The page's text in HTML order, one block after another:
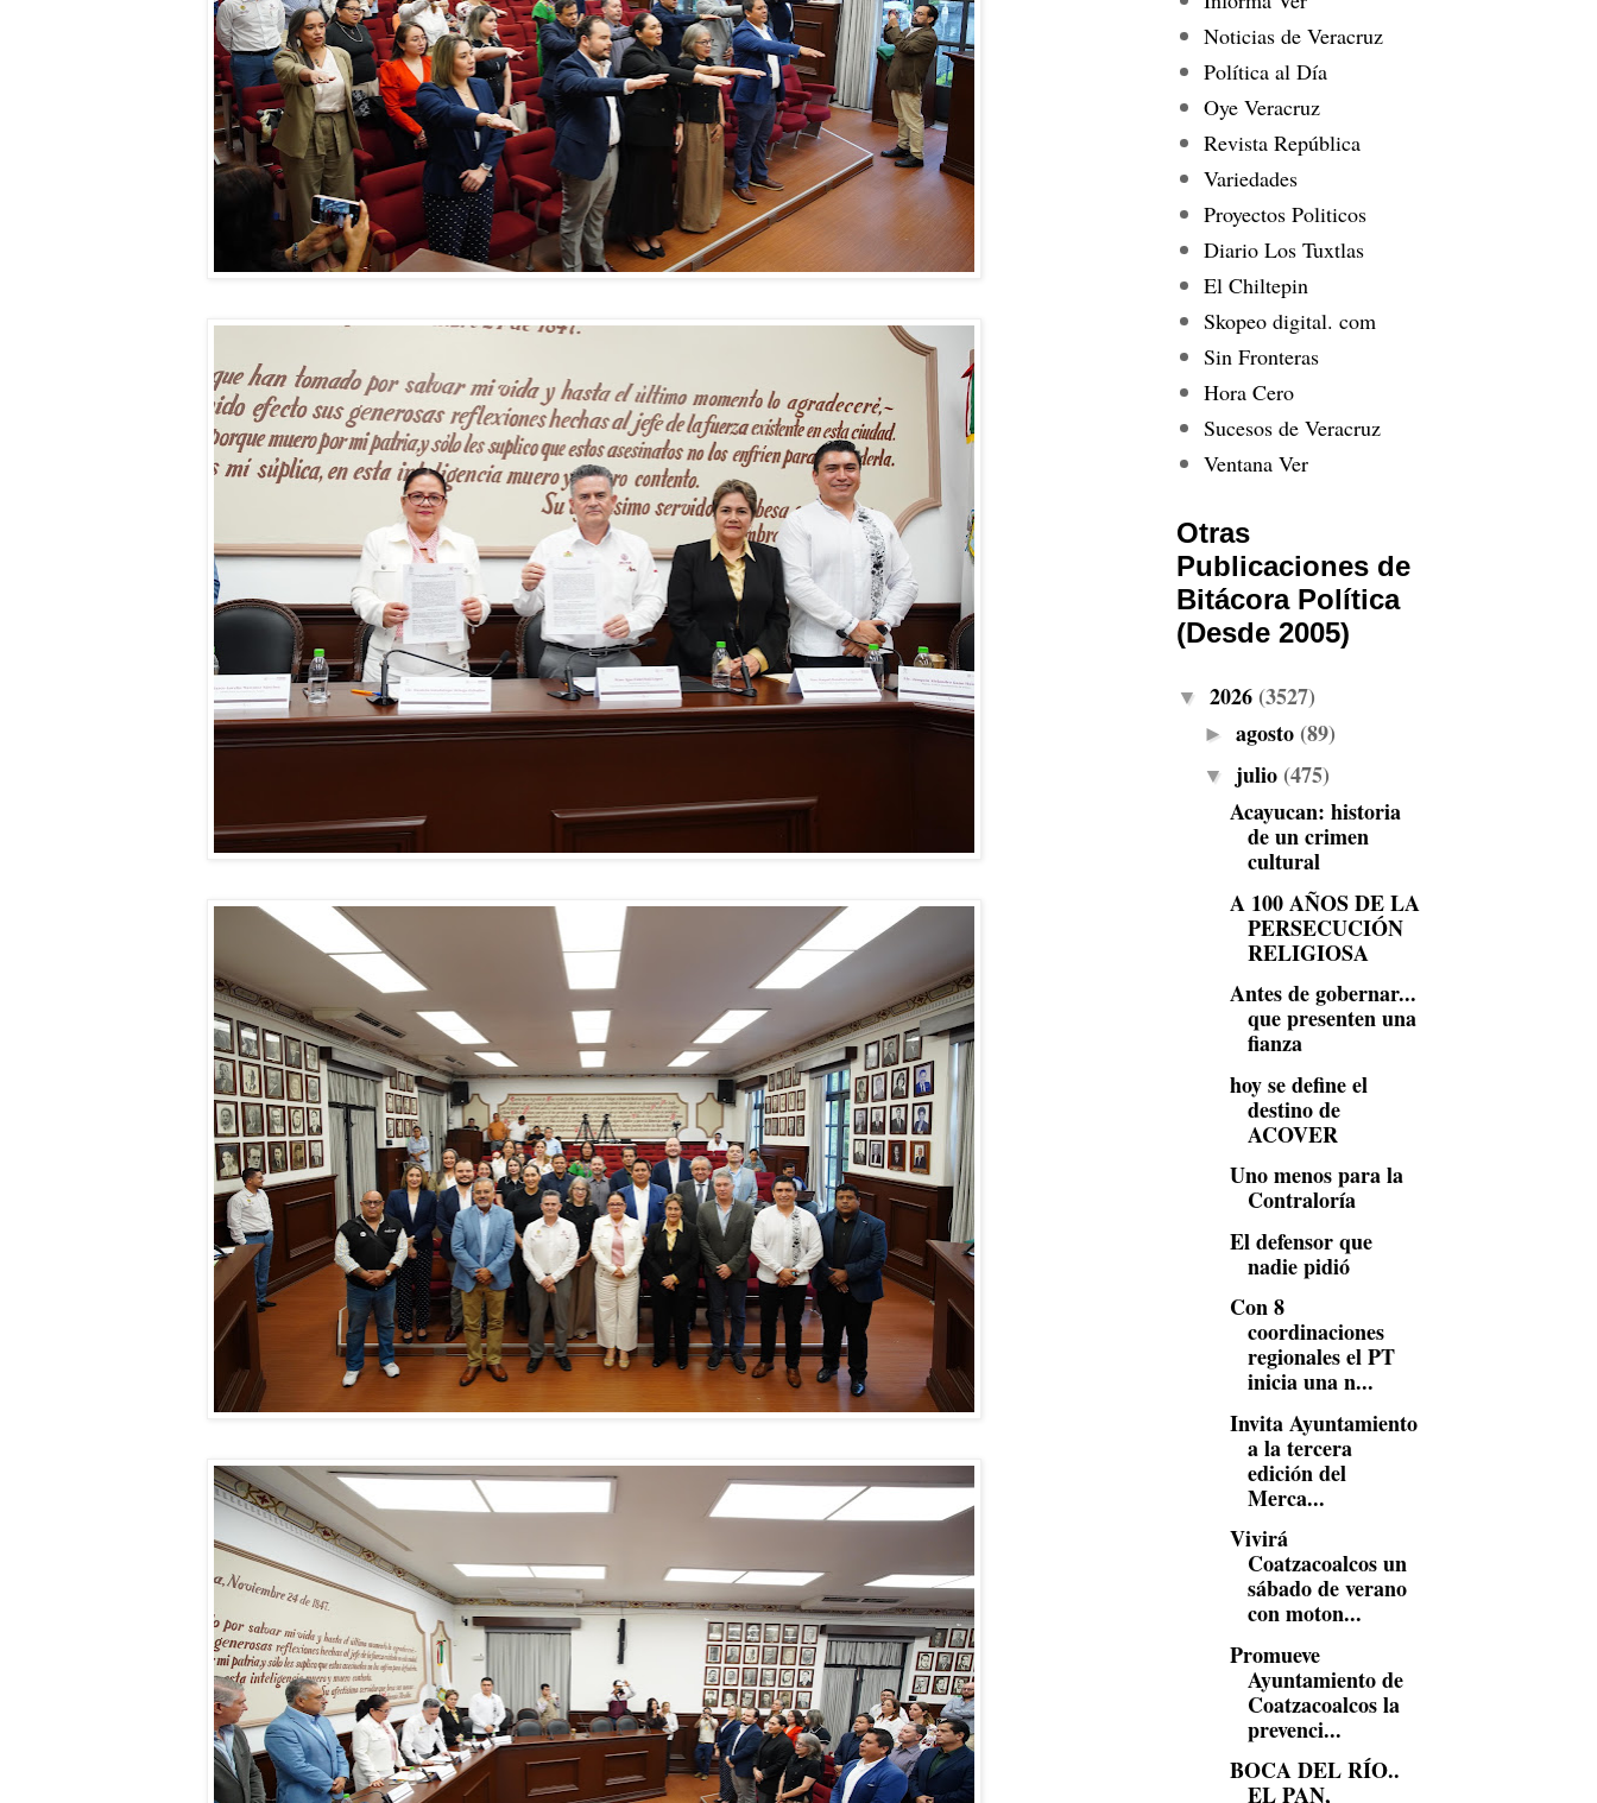
Noticias de Veracruz
Política al Día
Oye Veracruz
Revista República
Variedades
Proyectos Politicos
Diario Los Tuxtlas
El Chiltepin
Skopeo digital. com
Sin Fronteras
Hora Cero
Sucesos de Veracruz
Ventana Ver
Otras
Publicaciones de
Bitácora Política
(Desde 2005)
▼ 2026 (3527)
► agosto (89)
▼ julio (475)
Acayucan: historia
de un crimen
cultural
A 100 AÑOS DE LA
PERSECUCIÓN
RELIGIOSA
Antes de gobernar...
que presenten una
fianza
hoy se define el
destino de
ACOVER
Uno menos para la
Contraloría
El defensor que
nadie pidió
Con 8
coordinaciones
regionales el PT
inicia una n...
Invita Ayuntamiento
a la tercera
edición del
Merca...
Vivirá
Coatzacoalcos un
sábado de verano
con moton...
Promueve
Ayuntamiento de
Coatzacoalcos la
prevenci...
BOCA DEL RÍO..
EL PAN,